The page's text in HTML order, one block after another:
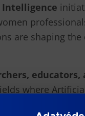
Intelligence
are shaping
educators,
where